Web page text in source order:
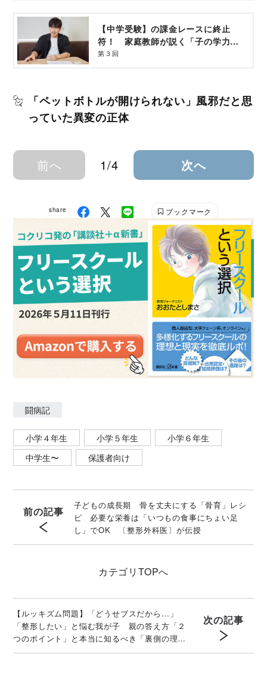
【中学受験】の課金レースに終止
符！ 家庭教師が説く「子の学力を
伸ばす親」の復習・環境・声かけ
第３回
「ペットボトルが開けられない」風邪だと思
っていた異変の正体
前へ 1/4 次へ
share ブックマーク
闘病記
小学４年生 小学５年生
小学６年生
中学生〜
保護者向け
前の記事
子どもの成長期 骨を丈夫にする「骨育」レシ
ピ 必要な栄養は「いつもの食事にちょい足
し」でOK 〔整形外科医〕が伝授
カテゴリ TOPへ
【ルッキズム問題】「どうせブスだから…」
「整形したい」と悩む我が子 親の答え方「２
つのポイント」と本当に知るべき「裏側の理
由」
次の記事